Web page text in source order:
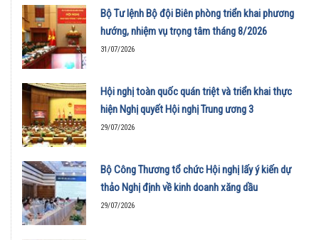
01/08/2026
Bộ Tư lệnh Bộ đội Biên phòng triển khai phương
hướng, nhiệm vụ trọng tâm tháng 8/2026
31/07/2026
Hội nghị toàn quốc quán triệt và triển khai thực
hiện Nghị quyết Hội nghị Trung ương 3
29/07/2026
Bộ Công Thương tổ chức Hội nghị lấy ý kiến dự
thảo Nghị định về kinh doanh xăng dầu
29/07/2026